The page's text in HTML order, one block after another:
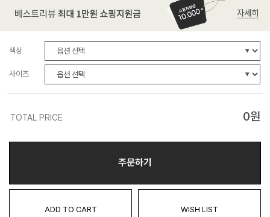
색상
사이즈
TOTAL PRICE 0원
주문하기
ADD TO CART WISH LIST